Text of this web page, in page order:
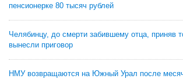
пенсионерке 80 тысяч рублей
Челябинцу, до смерти забившему отца, приняв
вынесли приговор
НМУ возвращаются на Южный Урал после